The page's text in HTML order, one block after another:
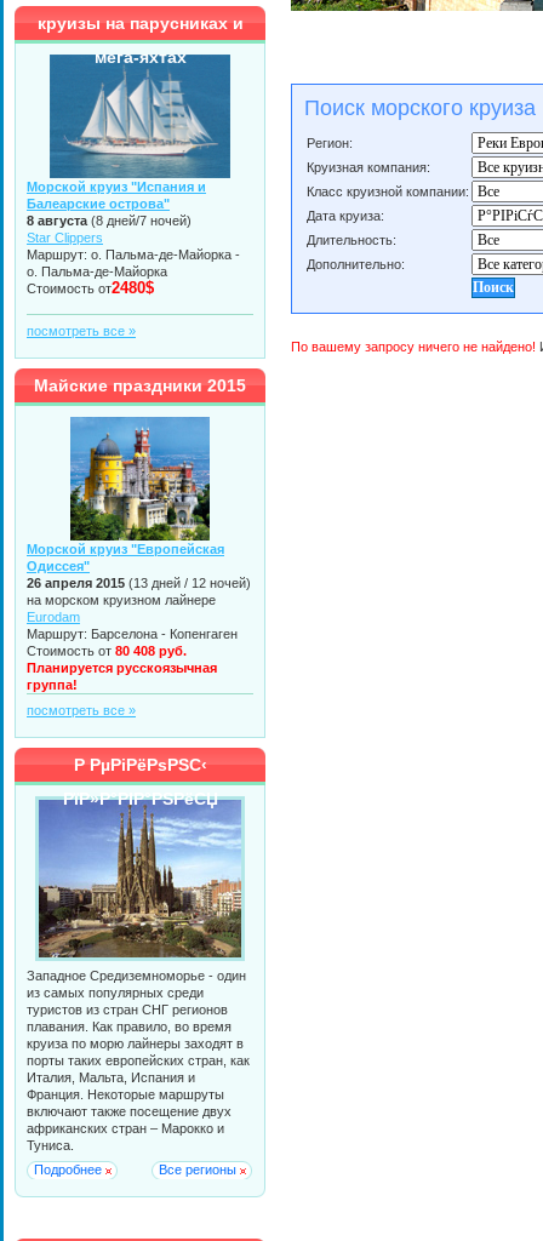
Поиск морского круиза
Регион:
Круизная компания:
Класс круизной компании:
Дата круиза:
Длительность:
Дополнительно:
По вашему запросу ничего не найдено!
круизы на парусниках и
мега-яхтах
Морской круиз "Испания и
Балеарские острова"
8 августа (8 дней/7 ночей)
Star Clippers
Маршрут: о. Пальма-де-Майорка -
о. Пальма-де-Майорка
Стоимость от2480$
посмотреть все »
Майские праздники 2015
Морской круиз "Европейская
Одиссея"
26 апреля 2015 (13 дней / 12 ночей)
на морском круизном лайнере
Eurodam
Маршрут: Барселона - Копенгаген
Стоимость от 80 408 руб.
Планируется русскоязычная
группа!
посмотреть все »
Р РµРіРёРѕРЅС‹
РїР»Р°РІР°РЅРёСЏ
Западное Средиземноморье - один
из самых популярных среди
туристов из стран СНГ регионов
плавания. Как правило, во время
круиза по морю лайнеры заходят в
порты таких европейских стран, как
Италия, Мальта, Испания и
Франция. Некоторые маршруты
включают также посещение двух
африканских стран – Марокко и
Туниса.
Подробнее
Все регионы